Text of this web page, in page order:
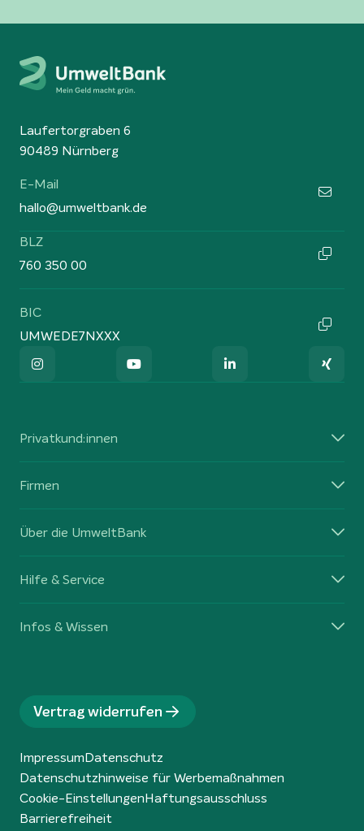
Laufertorgraben 6
90489 Nürnberg
E-Mail
hallo@umweltbank.de
BLZ
760 350 00
BIC
UMWEDE7NXXX
Privatkund:innen
Firmen
Über die UmweltBank
Hilfe & Service
Infos & Wissen
Vertrag widerrufen
ImpressumDatenschutz
Datenschutzhinweise für Werbemaßnahmen
Cookie-EinstellungenHaftungsausschluss
Barrierefreiheit